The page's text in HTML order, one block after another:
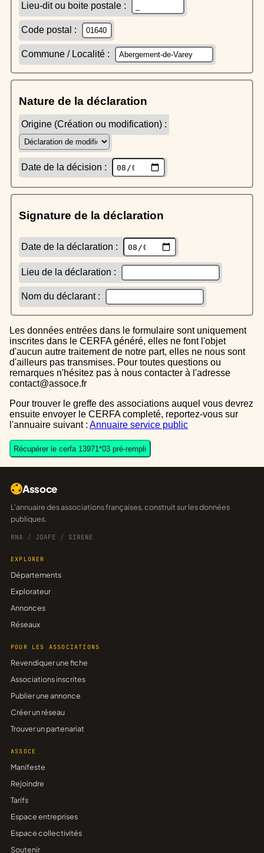
Lieu-dit ou boite postale :
Code postal :
Commune / Localité :
Nature de la déclaration
Origine (Création ou modification) :
Date de la décision :
Signature de la déclaration
Date de la déclaration :
Lieu de la déclaration :
Nom du déclarant :
Les données entrées dans le formulaire sont uniquement
inscrites dans le CERFA généré, elles ne font l'objet
d'aucun autre traitement de notre part, elles ne nous sont
d'ailleurs pas transmises. Pour toutes questions ou
remarques n'hésitez pas à nous contacter à l'adresse
contact@assoce.fr
Pour trouver le greffe des associations auquel vous devrez
ensuite envoyer le CERFA completé, reportez-vous sur
l'annuaire suivant : Annuaire service public
Récupérer le cerfa 13971*03 pré-rempli
Assoce
L'annuaire des associations françaises, construit sur les données
publiques.
RNA / JOAFE / SIRENE
EXPLORER
Départements
Explorateur
Annonces
Réseaux
POUR LES ASSOCIATIONS
Revendiquer une fiche
Associations inscrites
Publier une annonce
Créer un réseau
Trouver un partenariat
ASSOCE
Manifeste
Rejoindre
Tarifs
Espace entreprises
Espace collectivités
Soutenir